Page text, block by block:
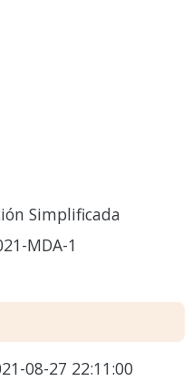
Simplificada
MDA-1
08-27 22:11:00